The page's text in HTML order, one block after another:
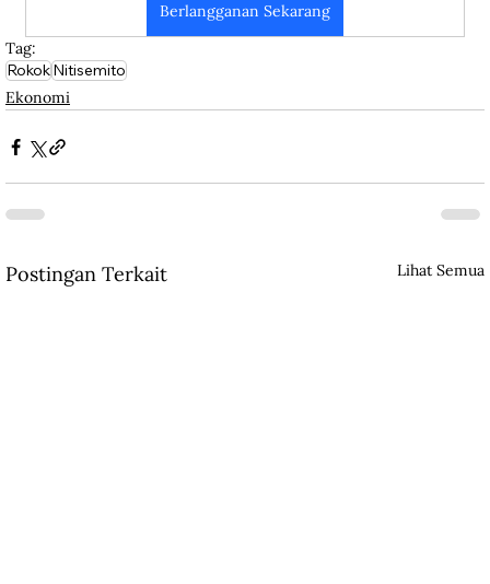
Berlangganan Sekarang
Tag:
RokokNitisemito
Ekonomi
Postingan Terkait Lihat Semua